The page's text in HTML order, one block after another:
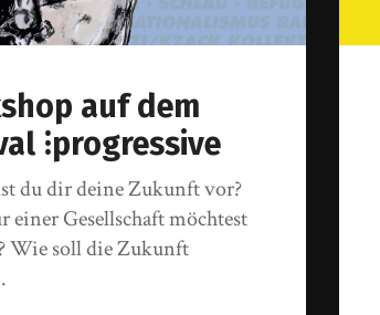
auf dem
⁝progressive
du dir deine Zukunft vor?
einer Gesellschaft möchtest
Wie soll die Zukunft